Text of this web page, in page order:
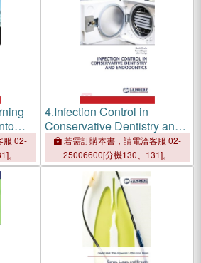
服 02-
。
4.Infection Control in
Conservative Dentistry and
Endodontics
若需訂購本書，請電洽客服 02-
25006600[分機130、131]。